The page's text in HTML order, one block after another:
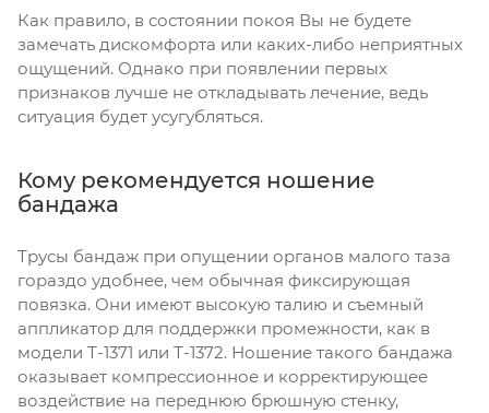
Как правило, в состоянии покоя Вы не будете
замечать дискомфорта или каких-либо неприятных
ощущений. Однако при появлении первых
признаков лучше не откладывать лечение, ведь
ситуация будет усугубляться.
Кому рекомендуется ношение
бандажа
Трусы бандаж при опущении органов малого таза
гораздо удобнее, чем обычная фиксирующая
повязка. Они имеют высокую талию и съемный
аппликатор для поддержки промежности, как в
модели Т-1371 или Т-1372. Ношение такого бандажа
оказывает компрессионное и корректирующее
воздействие на переднюю брюшную стенку,